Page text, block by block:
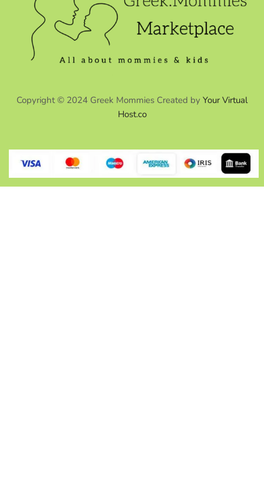
Copyright © 2024 Greek Mommies Created by Your Virtual
Host.co